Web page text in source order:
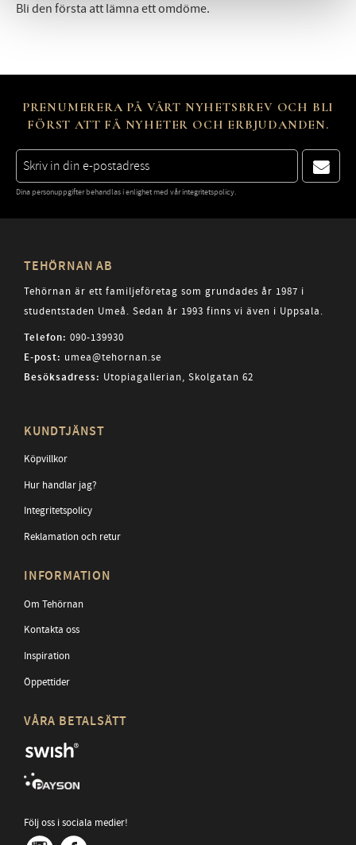
Bli den första att lämna ett omdöme.
PRENUMERERA PÅ VÅRT NYHETSBREV OCH BLI
FÖRST ATT FÅ NYHETER OCH ERBJUDANDEN.
Dina personuppgifter behandlas i enlighet med vårintegritetspolicy.
TEHÖRNAN AB
Tehörnan är ett familjeföretag som grundades år 1987 i
studentstaden Umeå. Sedan år 1993 finns vi även i Uppsala.
Telefon: 090-139930
E-post: umea@tehornan.se
Besöksadress: Utopiagallerian, Skolgatan 62
KUNDTJÄNST
Köpvillkor
Hur handlar jag?
Integritetspolicy
Reklamation och retur
INFORMATION
Om Tehörnan
Kontakta oss
Inspiration
Öppettider
VÅRA BETALSÄTT
Följ oss i sociala medier!